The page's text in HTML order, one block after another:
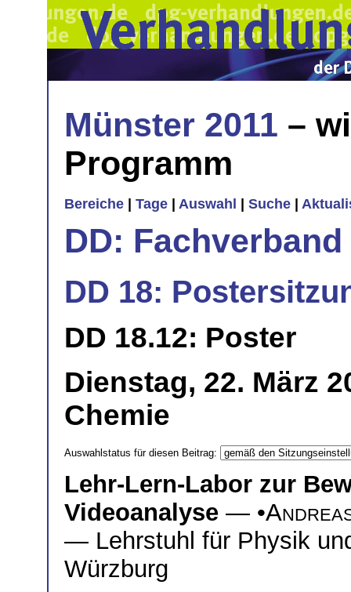
Münster 2011 –
Programm
Bereiche Tage Auswahl Suche
DD:
DD 18:
DD 18.12: Poster
Dienstag, 22. März
Chemie
Auswahlstatus für diesen Beitrag:
Lehr-Lern-Labor zur
Videoanalyse — •
— Lehrstuhl für Physik
Würzburg